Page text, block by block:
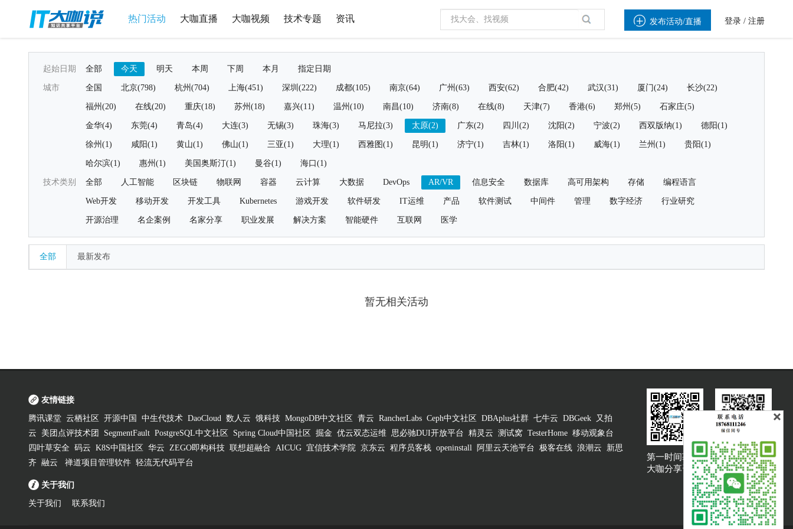
热门活动 大咖直播 大咖视频 技术专题 资讯  发布活动/直播 登录 / 注册
起始日期 全部 今天 明天 本周 下周 本月 指定日期
城市 全国 北京(798) 杭州(704) 上海(451) 深圳(222) 成都(105) 南京(64) 广州(63) 西安(62) 合肥(42) 武汉(31) 厦门(24) 长沙(22)
福州(20) 在线(20) 重庆(18) 苏州(18) 嘉兴(11) 温州(10) 南昌(10) 济南(8) 在线(8) 天津(7) 香港(6) 郑州(5) 石家庄(5)
金华(4) 东莞(4) 青岛(4) 大连(3) 无锡(3) 珠海(3) 马尼拉(3) 太原(2) 广东(2) 四川(2) 沈阳(2) 宁波(2) 西双版纳(1) 德阳(1)
徐州(1) 咸阳(1) 黄山(1) 佛山(1) 三亚(1) 大理(1) 西雅图(1) 昆明(1) 济宁(1) 吉林(1) 洛阳(1) 威海(1) 兰州(1) 贵阳(1)
哈尔滨(1) 惠州(1) 美国奥斯汀(1) 曼谷(1) 海口(1)
技术类别 全部 人工智能 区块链 物联网 容器 云计算 大数据 DevOps AR/VR 信息安全 数据库 高可用架构 存储 编程语言
Web开发 移动开发 开发工具 Kubernetes 游戏开发 软件研发 IT运维 产品 软件测试 中间件 管理 数字经济 行业研究
开源治理 名企案例 名家分享 职业发展 解决方案 智能硬件 互联网 医学
全部 最新发布
暂无相关活动
友情链接
腾讯课堂 云栖社区 开源中国 中生代技术 DaoCloud 数人云 饿科技 MongoDB中文社区 青云 RancherLabs Ceph中文社区 DBAplus社群 七牛云 DBGeek
又拍
云
美团点评技术团 SegmentFault PostgreSQL中文社区 Spring Cloud中国社区 掘金 优云双态运维 思必驰DUI开放平台 精灵云 测试窝 TesterHome 移动观象台
四叶草安全 码云 K8S中国社区 华云 ZEGO即构科技 联想超融合 AICUG 宜信技术学院 京东云 程序员客栈 openinstall 阿里云天池平台 极客在线 浪潮云
新思
齐 融云 禅道项目管理软件 轻流无代码平台
关于我们
关于我们 联系我们
第一时间获取
大咖分享资讯
大咖说吐槽客服